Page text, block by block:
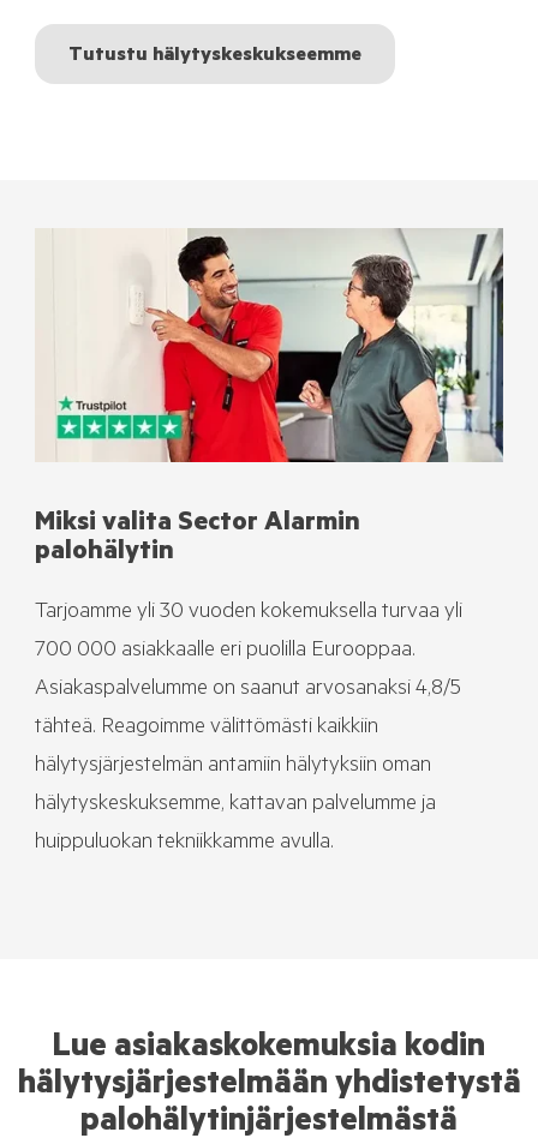
Tutustu hälytyskeskukseemme
Miksi valita Sector Alarmin
palohälytin
Tarjoamme yli 30 vuoden kokemuksella turvaa yli
700 000 asiakkaalle eri puolilla Eurooppaa.
Asiakaspalvelumme on saanut arvosanaksi 4,8/5
tähteä. Reagoimme välittömästi kaikkiin
hälytysjärjestelmän antamiin hälytyksiin oman
hälytyskeskuksemme, kattavan palvelumme ja
huippuluokan tekniikkamme avulla.
Lue asiakaskokemuksia kodin
hälytysjärjestelmään yhdistetystä
palohälytinjärjestelmästä